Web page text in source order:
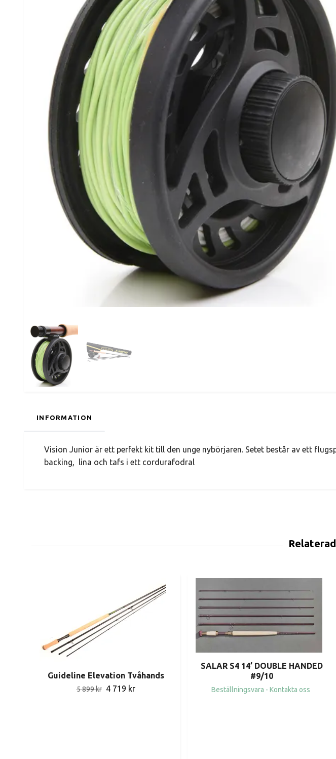
INFORMATION
Vision Junior är ett perfekt kit till den unge nybörjaren. Setet består av ett
backing, lina och tafs i ett cordurafodral
Guideline Elevation Tvåhands
5 899 kr 4 719 kr
SALAR S4 14’ DOUBLE HANDED
#9/10
Beställningsvara - Kontakta oss